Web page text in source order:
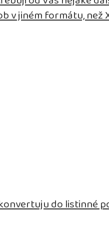
v jiném formátu, než
do listinné